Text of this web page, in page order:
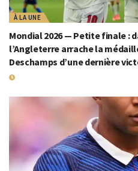
À LA UNE
Mondial 2026 — Petite finale :
l’Angleterre arrache la
Deschamps d’une dernière